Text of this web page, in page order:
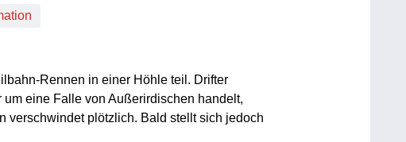
Rennen in einer Höhle teil. Drifter
eine Falle von Außerirdischen handelt,
verschwindet plötzlich. Bald stellt sich jedoch